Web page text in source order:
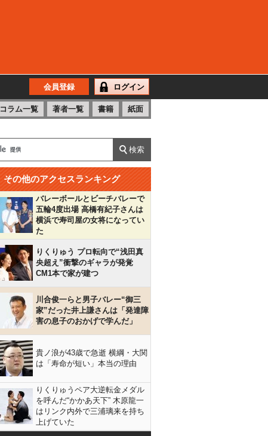
会員登録 ログイン
コラム一覧 著者一覧 書籍 紙面
その他のアクセスランキング
バレーボールとビーチバレーで
五輪4度出場 高橋有紀子さんは
横浜で寿司屋の女将になってい
た
りくりゅう プロ転向で“浅田真
央超え”衝撃のギャラが発覚
CM1本で家が建つ
川合俊一らと男子バレー“御三
家”だった井上謙さんは「発達障
害の息子のおかげで学んだ」
貴ノ浪が43歳で急逝 横綱・大関
は「寿命が短い」本当の理由
りくりゅうペア大逆転金メダル
を呼んだ“かかあ天下” 木原龍一
はリンク内外で三浦璃来を持ち
上げていた